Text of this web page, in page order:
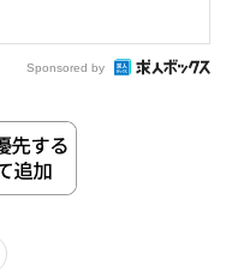
Sponsored by